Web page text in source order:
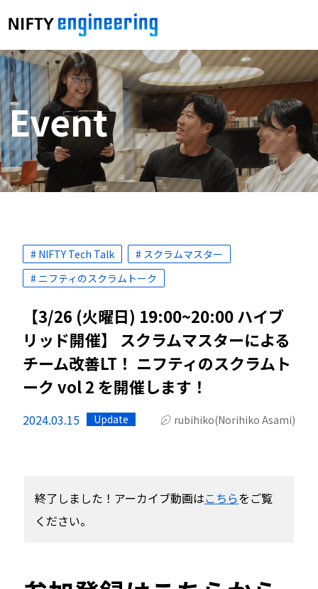
Event
# NIFTY Tech Talk
# スクラムマスター
# ニフティのスクラムトーク
【3/26 (火曜日) 19:00~20:00 ハイブ
リッド開催】 スクラムマスターによる
チーム改善LT！ ニフティのスクラムト
ーク vol 2 を開催します！
2024.03.15 Update rubihiko(Norihiko Asami)
終了しました！アーカイブ動画はこちらをご覧
ください。